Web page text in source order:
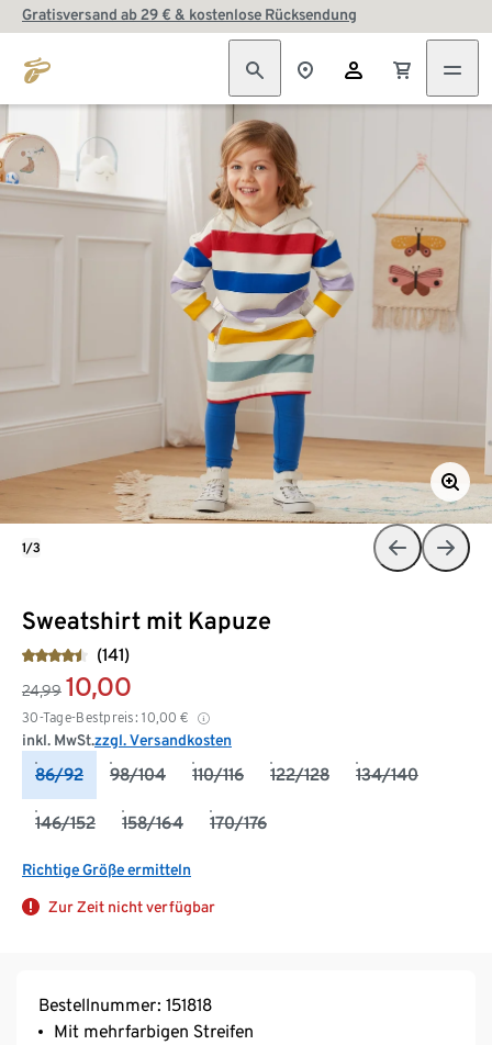
Gratisversand ab 29 € & kostenlose Rücksendung
Sweatshirt mit Kapuze
(141)
24,99 10,00
30-Tage-Bestpreis: 10,00 €
inkl. MwSt.zzgl. Versandkosten
86/92 98/104 110/116 122/128 134/140
146/152 158/164 170/176
Richtige Größe ermitteln
Zur Zeit nicht verfügbar
1/3
Bestellnummer: 151818
Mit mehrfarbigen Streifen